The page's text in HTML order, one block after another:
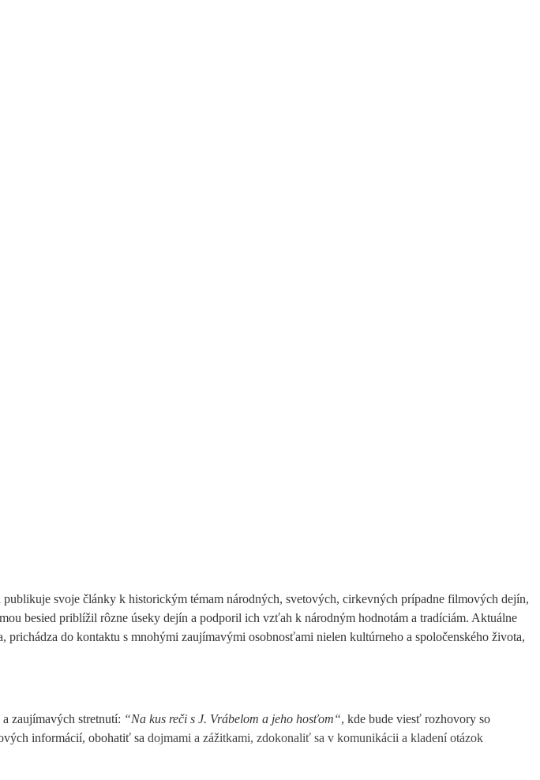
svoje články k historickým témam národných, svetových, cirkevných prípadne filmových dejín,
besied priblížil rôzne úseky dejín a podporil ich vzťah k národným hodnotám a tradíciám. Aktuálne
do kontaktu s mnohými zaujímavými osobnosťami nielen kultúrneho a spoločenského života,
zaujímavých stretnutí: “Na kus reči s J. Vrábelom a jeho hosťom“, kde bude viesť rozhovory so
informácií, obohatiť sa dojmami a zážitkami, zdokonaliť sa v komunikácii a kladení otázok